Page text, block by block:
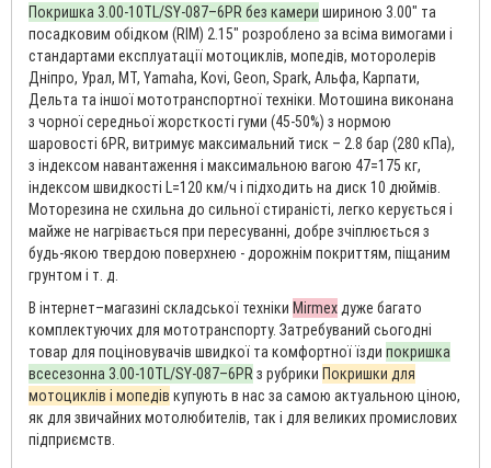
Покришка 3.00-10TL/SY-087–6PR без камери шириною 3.00″ та
посадковим обідком (RIM) 2.15″ розроблено за всіма вимогами і
стандартами експлуатації мотоциклів, мопедів, моторолерів
Дніпро, Урал, МТ, Yamaha, Kovi, Geon, Spark, Альфа, Карпати,
Дельта та іншої мототранспортної техніки. Мотошина виконана
з чорної середньої жорсткості гуми (45-50%) з нормою
шаровості 6PR, витримує максимальний тиск – 2.8 бар (280 кПа),
з індексом навантаження і максимальною вагою 47=175 кг,
індексом швидкості L=120 км/ч і підходить на диск 10 дюймів.
Моторезина не схильна до сильної стираністі, легко керується і
майже не нагрівається при пересуванні, добре зчіплюється з
будь-якою твердою поверхнею - дорожнім покриттям, піщаним
грунтом і т. д.
В інтернет–магазині складської техніки Mirmexдуже багато
комплектуючих для мототранспорту. Затребуваний сьогодні
товар для поціновувачів швидкої та комфортної їзди покришка
всесезонна 3.00-10TL/SY-087–6PRз рубрики Покришки для
мотоциклів і мопедів купують в нас за самою актуальною ціною,
як для звичайних мотолюбителів, так і для великих промислових
підприємств.